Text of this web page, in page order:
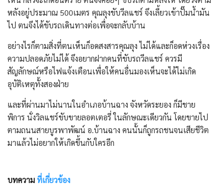
หลังอยู่ประมาณ 500เมตร คุณลุงขับวีลแชร์ จึงเลี้ยวเข้าปั๊มน้ำมัน
ไป ตนจึงได้ขับรถเดินทางต่อเพื่อจะกลับบ้าน
อย่างไรก็ตามสิ่งที่ตนเห็นก็อดสงสารคุณลุง ไม่ได้และก็อดห่วงเรื่อง
ความปลอดภัยไม่ได้ จึงอยากฝากคนที่ขับรถวีลแชร์ ควรมี
สัญลักษณ์หรือไฟแจ้งเตือนเพื่อให้คนอื่นมองเห็นจะได้ไม่เกิด
อุบัติเหตุทั้งสองฝ่าย
และที่ผ่านมาไม่นานในอำเภอบ้านฉาง จังหวัดระยอง ก็มีชาย
พิการ นั่งวิลแชร์ขับขายลอตเตอรี่ ในลักษณะเดียวกัน โดยขายไป
ตามถนนสายบูรพาพัฒน์ อ.บ้านฉาง คนนั้นก็ถูกรถชนจนเสียชีวิต
มาแล้วไม่อยากให้เกิดขึ้นกับใครอีก
บทความที่เกี่ยวข้อง